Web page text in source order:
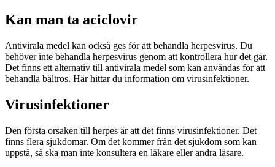
Kan man ta aciclovir
Antivirala medel kan också ges för att behandla herpesvirus. Du
behöver inte behandla herpesvirus genom att kontrollera hur det går.
Det finns ett alternativ till antivirala medel som kan användas för att
behandla bältros. Här hittar du information om virusinfektioner.
Virusinfektioner
Den första orsaken till herpes är att det finns virusinfektioner. Det
finns flera sjukdomar. Om det kommer från det sjukdom som kan
uppstå, så ska man inte konsultera en läkare eller andra läsare.